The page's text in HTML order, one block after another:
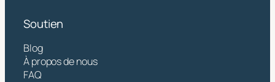
Soutien
Blog
À propos de nous
FAQ